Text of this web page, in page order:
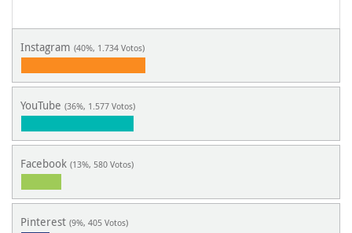
Instagram (40%, 1.734 Votos)
YouTube (36%, 1.577 Votos)
Facebook (13%, 580 Votos)
Pinterest (9%, 405 Votos)